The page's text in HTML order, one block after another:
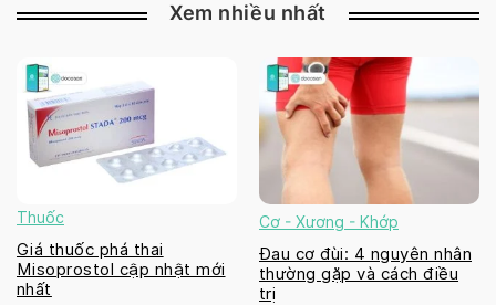
Xem nhiều nhất
Thuốc
Giá thuốc phá thai
Misoprostol cập nhật mới
nhất
Cơ - Xương - Khớp
Đau cơ đùi: 4 nguyên nhân
thường gặp và cách điều
trị